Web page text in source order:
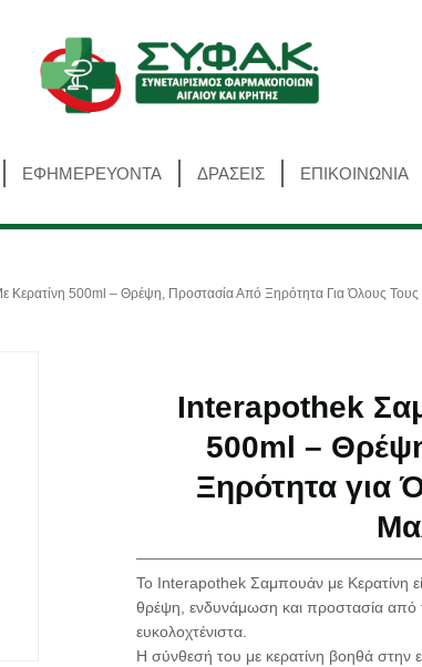
ΕΦΗΜΕΡΕΥΟΝΤΑ ΔΡΑΣΕΙΣ ΕΠΙΚΟΙΝΩΝΙΑ
Κερατίνη 500ml – Θρέψη, Προστασία Από Ξηρότητα Για Όλους
Interapothek
500ml –
Ξηρότητα για
Το Interapothek Σαμπουάν με Κερατίνη
θρέψη, ενδυνάμωση και προστασία από
ευκολοχτένιστα.
Η σύνθεσή του με κερατίνη βοηθά στην